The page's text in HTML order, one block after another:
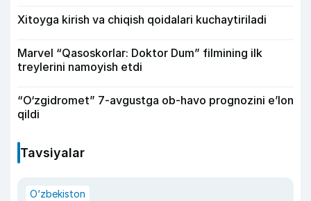
Xitoyga kirish va chiqish qoidalari kuchaytiriladi
Marvel “Qasoskorlar: Doktor Dum” filmining ilk
treylerini namoyish etdi
“O‘zgidromet” 7-avgustga ob-havo prognozini e’lon
qildi
Tavsiyalar
O‘zbekiston